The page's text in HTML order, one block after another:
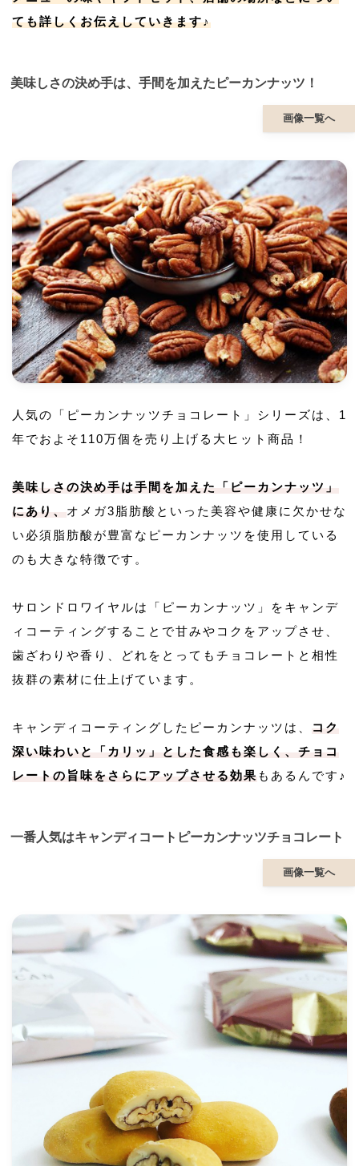
ても詳しくお伝えしていきます♪
美味しさの決め手は、手間を加えたピーカンナッツ！
画像一覧へ
人気の「ピーカンナッツチョコレート」シリーズは、1
年でおよそ110万個を売り上げる大ヒット商品！
美味しさの決め手は手間を加えた「ピーカンナッツ」
にあり、 オメガ3脂肪酸といった美容や健康に欠かせな
い必須脂肪酸が豊富なピーカンナッツを使用している
のも大きな特徴です。
サロンドロワイヤルは「ピーカンナッツ」をキャンデ
ィコーティングすることで甘みやコクをアップさせ、
歯ざわりや香り、どれをとってもチョコレートと相性
抜群の素材に仕上げています。
キャンディコーティングしたピーカンナッツは、
コク
深い味わいと「カリッ」とした食感も楽しく、チョコ
レートの旨味をさらにアップさせる効果 もあるんです♪
一番人気はキャンディコートピーカンナッツチョコレート
画像一覧へ